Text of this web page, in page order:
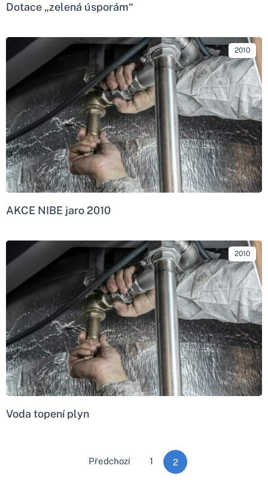
Dotace „zelená úsporám“
AKCE NIBE jaro 2010
2010
Voda topení plyn
2010
Předchozí 1 2